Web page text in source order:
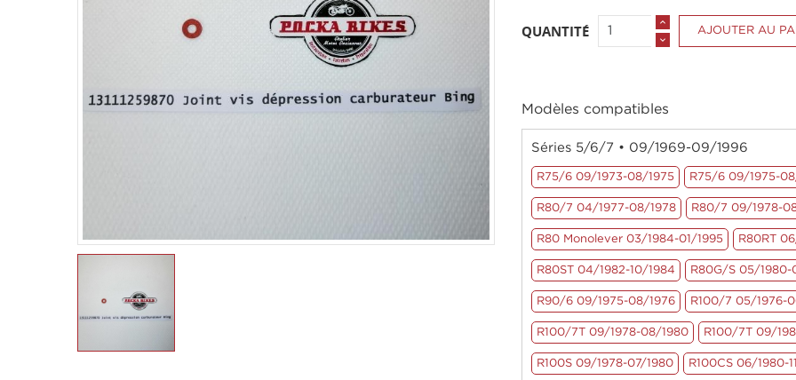
QUANTITÉ AJOUTER AU
Modèles compatibles
Séries 5/6/7 • 09/1969-09/1996
R75/6 09/1973-08/1975 R75/6 09/1975-
R80/7 04/1977-08/1978 R80/7 09/1978-
R80 Monolever 03/1984-01/1995 R80RT
R80ST 04/1982-10/1984 R80G/S 05/1980-
R90/6 09/1975-08/1976 R100/7 05/1976-
R100/7T 09/1978-08/1980 R100/7T 09/
R100S 09/1978-07/1980 R100CS 06/1980-